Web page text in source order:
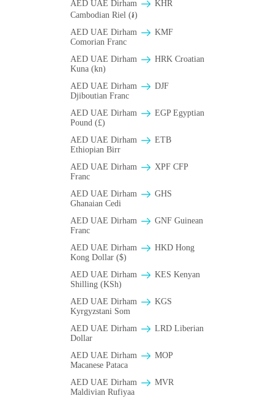
AED UAE Dirham
KHR
Cambodian Riel (៛)
AED UAE Dirham
KMF
Comorian Franc
AED UAE Dirham
HRK Croatian
Kuna (kn)
AED UAE Dirham
DJF
Djiboutian Franc
AED UAE Dirham
EGP Egyptian
Pound (£)
AED UAE Dirham
ETB
Ethiopian Birr
AED UAE Dirham
XPF CFP
Franc
AED UAE Dirham
GHS
Ghanaian Cedi
AED UAE Dirham
GNF Guinean
Franc
AED UAE Dirham
HKD Hong
Kong Dollar ($)
AED UAE Dirham
KES Kenyan
Shilling (KSh)
AED UAE Dirham
KGS
Kyrgyzstani Som
AED UAE Dirham
LRD Liberian
Dollar
AED UAE Dirham
MOP
Macanese Pataca
AED UAE Dirham
MVR
Maldivian Rufiyaa